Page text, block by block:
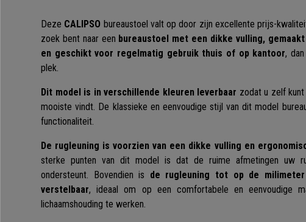
Deze CALIPSO bureaustoel valt op door zijn excellente prijs-
zoek bent naar een bureaustoel met een dikke vulling,
en geschikt voor regelmatig gebruik thuis of op kantoor,
plek.
Dit model is in verschillende kleuren leverbaar zodat u zelf
mooiste vindt. De klassieke en eenvoudige stijl van dit model
functionaliteit.
De rugleuning is voorzien van een dikke vulling en
sterke punten van dit model is dat de ruime afmetingen uw
ondersteunt. Bovendien is de rugleuning tot op de
verstelbaar, ideaal om op een comfortabele en eenvoudige
lichaamshouding te werken.